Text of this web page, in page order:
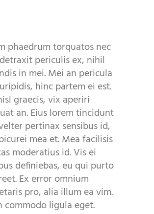
phaedrum torquatos nec
periculis ex, nihil
in mei. Mei an pericula
hinc partem ei est.
graecis, vix aperiri
an. Eius lorem tincidunt
pertinax sensibus id,
mea et. Mea facilisis
moderatius id. Vis ei
definiebas, eu qui purto
Ex error omnium
pro, alia illum ea vim.
commodo ligula eget.